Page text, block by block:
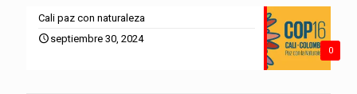
0
Cali paz con naturaleza
septiembre 30, 2024